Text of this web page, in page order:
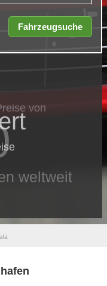
von
weltweit